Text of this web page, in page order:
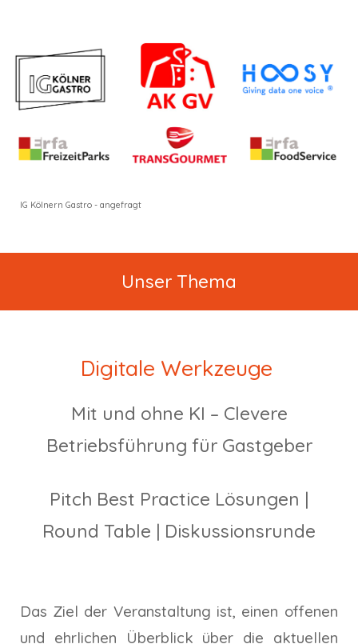
IG Kölnern Gastro - angefragt
Unser Thema
Digitale Werkzeuge
Mit und ohne KI – Clevere
Betriebsführung für Gastgeber
Pitch Best Practice Lösungen |
Round Table | Diskussionsrunde
Das Ziel der Veranstaltung ist, einen offenen
und ehrlichen Überblick über die aktuellen